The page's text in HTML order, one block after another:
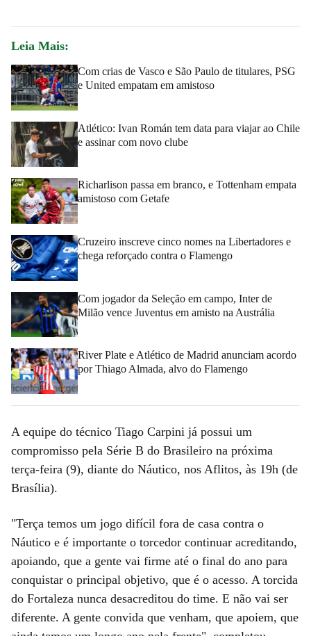
Leia Mais:
Com crias de Vasco e São Paulo de titulares, PSG
e United empatam em amistoso
Atlético: Ivan Román tem data para viajar ao Chile
e assinar com novo clube
Richarlison passa em branco, e Tottenham empata
amistoso com Getafe
Cruzeiro inscreve cinco nomes na Libertadores e
chega reforçado contra o Flamengo
Com jogador da Seleção em campo, Inter de
Milão vence Juventus em amisto na Austrália
River Plate e Atlético de Madrid anunciam acordo
por Thiago Almada, alvo do Flamengo
A equipe do técnico Tiago Carpini já possui um
compromisso pela Série B do Brasileiro na próxima
terça-feira (9), diante do Náutico, nos Aflitos, às 19h (de
Brasília).
"Terça temos um jogo difícil fora de casa contra o
Náutico e é importante o torcedor continuar acreditando,
apoiando, que a gente vai firme até o final do ano para
conquistar o principal objetivo, que é o acesso. A torcida
do Fortaleza nunca desacreditou do time. E não vai ser
diferente. A gente convida que venham, que apoiem, que